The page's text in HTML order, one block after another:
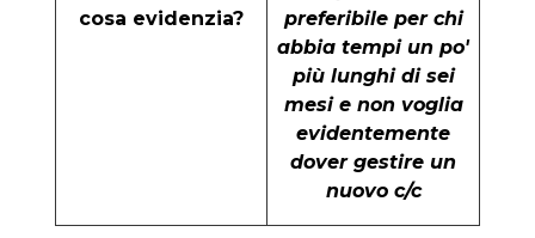
cosa evidenzia?
preferibile per chi
abbia tempi un po'
più lunghi di sei
mesi e non voglia
evidentemente
dover gestire un
nuovo c/c